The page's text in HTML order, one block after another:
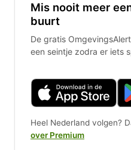
Mis nooit meer
buurt
De gratis
een seintje zodra er iets
Heel Nederland volgen?
over Premium